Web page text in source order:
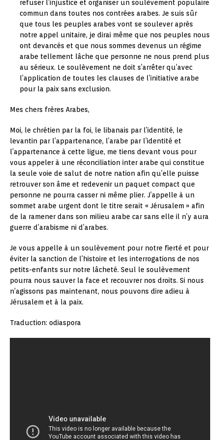
refuser l’injustice et organiser un soulèvement populaire
commun dans toutes nos contrées arabes. Je suis sûr
que tous les peuples arabes vont se soulever après
notre appel unitaire, je dirai même que nos peuples nous
ont devancés et que nous sommes devenus un régime
arabe tellement lâche que personne ne nous prend plus
au sérieux. Le soulèvement ne doit s’arrêter qu’avec
l’application de toutes les clauses de l’initiative arabe
pour la paix sans exclusion.
Mes chers frères Arabes,
Moi, le chrétien par la foi, le libanais par l’identité, le
levantin par l’appartenance, l’arabe par l’identité et
l’appartenance à cette ligue, me tiens devant vous pour
vous appeler à une réconciliation inter arabe qui constitue
la seule voie de salut de notre nation afin qu’elle puisse
retrouver son âme et redevenir un paquet compact que
personne ne pourra casser ni même plier. J’appelle à un
sommet arabe urgent dont le titre serait « Jérusalem » afin
de la ramener dans son milieu arabe car sans elle il n’y aura
guerre d’arabisme ni d’arabes.
Je vous appelle à un soulèvement pour notre fierté et pour
éviter la sanction de l’histoire et les interrogations de nos
petits-enfants sur notre lâcheté. Seul le soulèvement
pourra nous sauver la face et recouvrer nos droits. Si nous
n’agissons pas maintenant, nous pouvons dire adieu à
Jérusalem et à la paix.
Traduction: odiaspora